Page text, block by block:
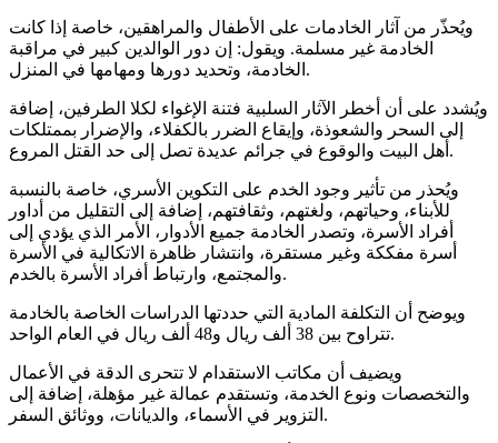
ويُحذّر من آثار الخادمات على الأطفال والمراهقين، خاصة إذا كانت
الخادمة غير مسلمة. ويقول: إن دور الوالدين كبير في مراقبة
الخادمة، وتحديد دورها ومهامها في المنزل.
ويُشدد على أن أخطر الآثار السلبية فتنة الإغواء لكلا الطرفين، إضافة
إلى السحر والشعوذة، وإيقاع الضرر بالكفلاء، والإضرار بممتلكات
أهل البيت والوقوع في جرائم عديدة تصل إلى حد القتل المروع.
ويُحذر من تأثير وجود الخدم على التكوين الأسري، خاصة بالنسبة
للأبناء، وحياتهم، ولغتهم، وثقافتهم، إضافة إلى التقليل من أداور
أفراد الأسرة، وتصدر الخادمة جميع الأدوار، الأمر الذي يؤدي إلى
أسرة مفككة وغير مستقرة، وانتشار ظاهرة الاتكالية في الأسرة
والمجتمع، وارتباط أفراد الأسرة بالخدم.
ويوضح أن التكلفة المادية التي حددتها الدراسات الخاصة بالخادمة
تتراوح بين 38 ألف ريال و48 ألف ريال في العام الواحد.
ويضيف أن مكاتب الاستقدام لا تتحرى الدقة في الأعمال
والتخصصات ونوع الخدمة، وتستقدم عمالة غير مؤهلة، إضافة إلى
التزوير في الأسماء، والديانات، ووثائق السفر.